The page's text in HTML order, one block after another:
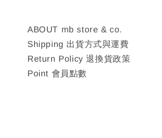
ABOUT mb store & co.
Shipping 出貨方式與運費
Return Policy 退換貨政策
Point 會員點數